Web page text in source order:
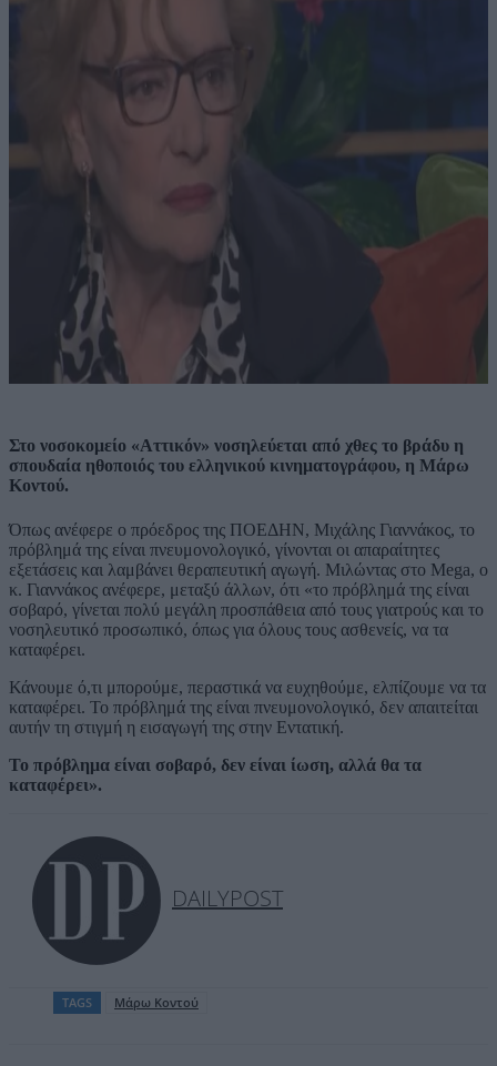
Στο νοσοκομείο «Αττικόν» νοσηλεύεται από χθες το βράδυ η
σπουδαία ηθοποιός του ελληνικού κινηματογράφου, η Μάρω
Κοντού.
Όπως ανέφερε ο πρόεδρος της ΠΟΕΔΗΝ, Μιχάλης Γιαννάκος, το
πρόβλημά της είναι πνευμονολογικό, γίνονται οι απαραίτητες
εξετάσεις και λαμβάνει θεραπευτική αγωγή. Μιλώντας στο Mega, ο
κ. Γιαννάκος ανέφερε, μεταξύ άλλων, ότι «το πρόβλημά της είναι
σοβαρό, γίνεται πολύ μεγάλη προσπάθεια από τους γιατρούς και το
νοσηλευτικό προσωπικό, όπως για όλους τους ασθενείς, να τα
καταφέρει.
Κάνουμε ό,τι μπορούμε, περαστικά να ευχηθούμε, ελπίζουμε να τα
καταφέρει. Το πρόβλημά της είναι πνευμονολογικό, δεν απαιτείται
αυτήν τη στιγμή η εισαγωγή της στην Εντατική.
Το πρόβλημα είναι σοβαρό, δεν είναι ίωση, αλλά θα τα
καταφέρει».
DAILYPOST
TAGS Μάρω Κοντού